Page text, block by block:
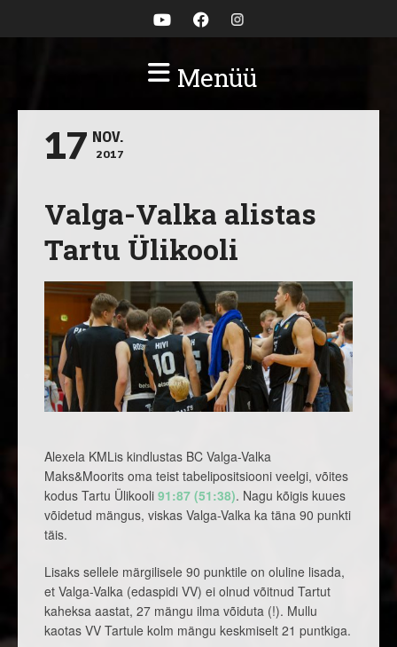
Menüü
17 NOV.
2017
Valga-Valka alistas
Tartu Ülikooli
Alexela KMLis kindlustas BC Valga-Valka
Maks&Moorits oma teist tabelipositsiooni veelgi, võites
kodus Tartu Ülikooli 91:87 (51:38). Nagu kõigis kuues
võidetud mängus, viskas Valga-Valka ka täna 90 punkti
täis.
Lisaks sellele märgilisele 90 punktile on oluline lisada,
et Valga-Valka (edaspidi VV) ei olnud võitnud Tartut
kaheksa aastat, 27 mängu ilma võiduta (!). Mullu
kaotas VV Tartule kolm mängu keskmiselt 21 puntkiga.